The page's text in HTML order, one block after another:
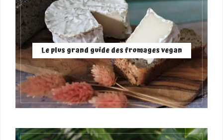
Le plus grand guide des fromages vegan